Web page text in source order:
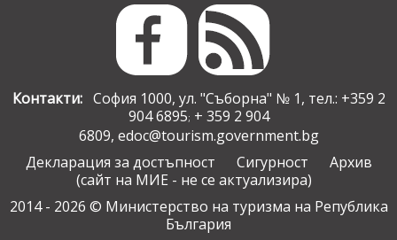
Контакти:София 1000, ул. "Съборна" № 1, тел.: +359 2
904 6895; + 359 2 904
6809, edoc@tourism.government.bg
Декларация за достъпност
Сигурност
Архив
(сайт на МИЕ - не се актуализира)
2014 - 2026 © Министерство на туризма на Република
България